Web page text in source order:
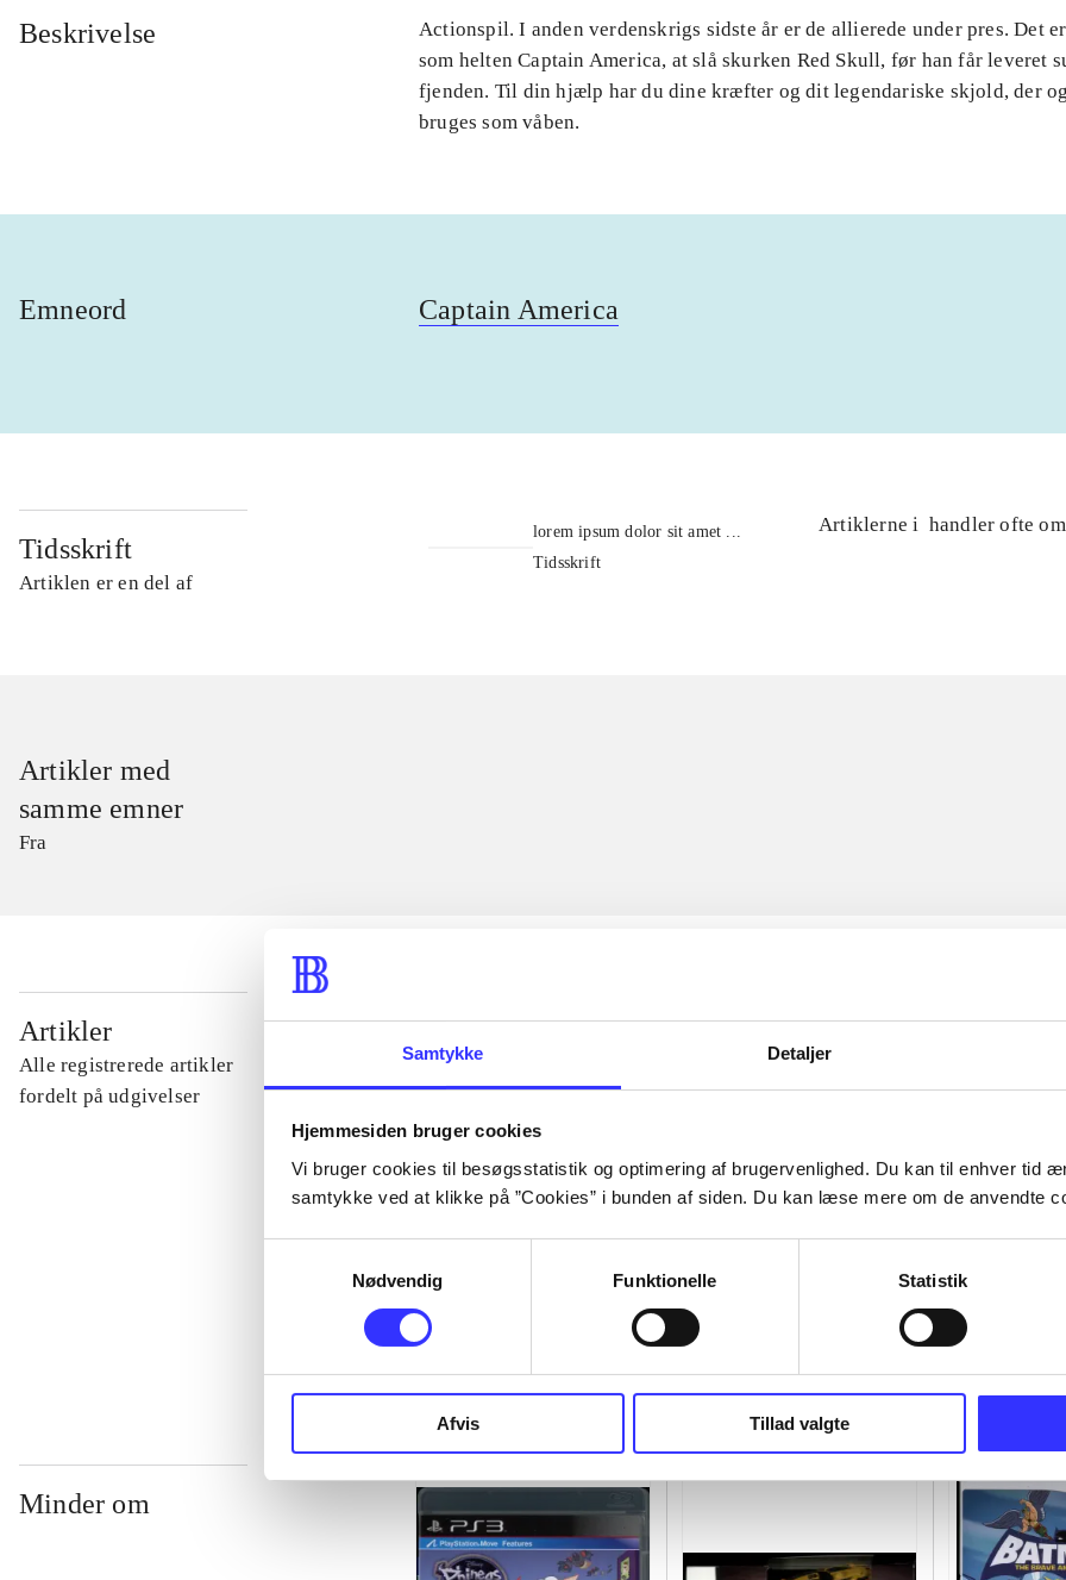
Samtykke Detaljer
Hjemmesiden bruger cookies
Vi bruger cookies til besøgsstatistik og optimering af brugervenlighed. Du kan til enhver tid
samtykke ved at klikke på ”Cookies” i bunden af siden. Du kan læse mere om de anvendte
Nødvendig
Funktionelle Statistik
Afvis Tillad valgte
Beskrivelse
Actionspil. I anden verdenskrigs sidste år er de allierede under pres. Det
som helten Captain America, at slå skurken Red Skull, før han får leveret
fjenden. Til din hjælp har du dine kræfter og dit legendariske skjold, der
bruges som våben.
Emneord Captain America
Tidsskrift
Artiklen er en del af
lorem ipsum dolor sit amet ...
Tidsskrift
Artiklerne i handler ofte om
Artikler med
samme emner
Fra
Artikler
Alle registrerede artikler
fordelt på udgivelser
...
...
...
Minder om